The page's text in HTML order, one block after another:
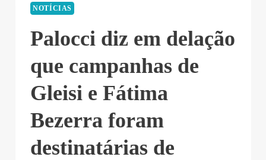
NOTÍCIAS
Palocci diz em delação
que campanhas de
Gleisi e Fátima
Bezerra foram
destinatárias de